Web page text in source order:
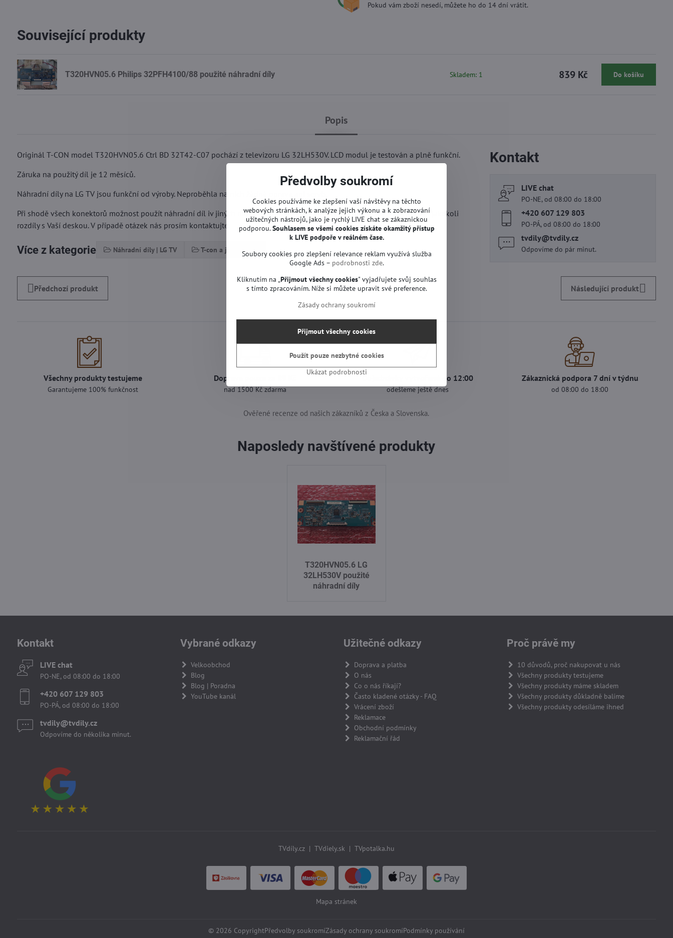
Pokud vám zboží nesedí, můžete ho do 14 dní vrátit.
Popis
Originál T-CON model T320HVN05.6 Ctrl BD 32T42-C07 pochází z televizoru LG 32LH530V. LCD modul je testován a plně funkční.
Záruka na použitý díl je 12 měsíců.
Náhradní díly na LG TV jsou funkční od výroby. Neproběhla na nich žádná oprava ani servis.
Při shodě všech konektorů možnost použít náhradní díl iv jiných modelech. Před koupí doporučujeme řádně zkontrolovat jakékoli
rozdíly s Vaší deskou. V případě otázek nás prosím kontaktujte.
Více z kategorie Náhradní díly | LG TV T-con a jiné | LG TV
Kontakt
LIVE chat
PO-NE, od 08:00 do 18:00
+420 607 129 803
PO-PÁ, od 08:00 do 18:00
tvdily​@tvdily​.cz
Odpovíme do pár minut.
Předchozí produkt Následující produkt
Související produkty
T320HVN05.6 Philips 32PFH4100/88 použité náhradní díly Skladem: 1 839 Kč Do košíku
Všechny produkty testujeme
Garantujeme 100% funkčnost
Doprava pouze za 89 Kč
nad 1500 Kč zdarma
Objednávky vytvořené do 12:00
odešleme ještě dnes
Zákaznická podpora 7 dní v týdnu
od 08:00 do 18:00
Ověřené recenze od našich zákazníků z Česka a Slovenska.
Naposledy navštívené produkty
T320HVN05.6 LG
32LH530V použité
náhradní díly
Kontakt
LIVE chat
PO-NE, od 08:00 do 18:00
+420 607 129 803
PO-PÁ, od 08:00 do 18:00
tvdily​@tvdily​.cz
Odpovíme do několika minut.
Vybrané odkazy
Velkoobchod
Blog
Blog | Poradna
YouTube kanál
Užitečné odkazy
Doprava a platba
O nás
Co o nás říkají?
Často kladené otázky - FAQ
Vrácení zboží
Reklamace
Obchodní podmínky
Reklamační řád
Proč právě my
10 důvodů, proč nakupovat u nás
Všechny produkty testujeme
Všechny produkty máme skladem
Všechny produkty důkladně balíme
Všechny produkty odesíláme ihned
TVdíly.cz| TVdiely.sk | TVpotalka.hu
Mapa stránek
© 2026 CopyrightPředvolby soukromíZásady ochrany soukromíPodmínky používání
Předvolby soukromí
Cookies používáme ke zlepšení vaší návštěvy na těchto
webových stránkách, k analýze jejich výkonu a k zobrazování
užitečných nástrojů, jako je rychlý LIVE chat se zákaznickou
podporou.Souhlasem se všemi cookies získáte okamžitý přístup
k LIVE podpoře v reálném čase.
Soubory cookies pro zlepšení relevance reklam využívá služba
Google Ads – podrobnosti zde.
Kliknutím na „ Přijmout všechny cookies" vyjadřujete svůj souhlas
s tímto zpracováním. Níže si můžete upravit své preference.
Zásady ochrany soukromí
Ukázat podrobnosti
Přijmout všechny cookies
Použít pouze nezbytné cookies